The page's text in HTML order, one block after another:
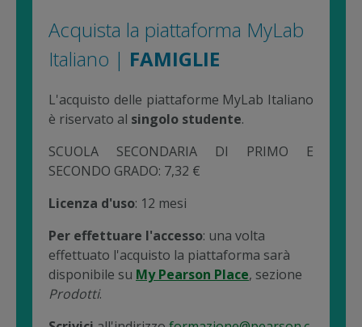
Acquista la piattaforma MyLab
Italiano | FAMIGLIE
L'acquisto delle piattaforme MyLab Italiano
è riservato al singolo studente.
SCUOLA SECONDARIA DI PRIMO E
SECONDO GRADO: 7,32 €
Licenza d'uso: 12 mesi
Per effettuare l'accesso: una volta
effettuato l'acquisto la piattaforma sarà
disponibile su My Pearson Place, sezione
Prodotti.